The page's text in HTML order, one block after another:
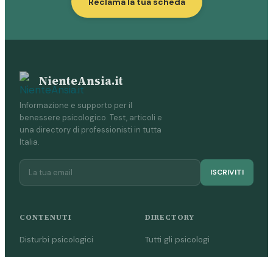
NienteAnsia.it
Informazione e supporto per il
benessere psicologico. Test, articoli e
una directory di professionisti in tutta
Italia.
ISCRIVITI
CONTENUTI
Disturbi psicologici
DIRECTORY
Tutti gli psicologi